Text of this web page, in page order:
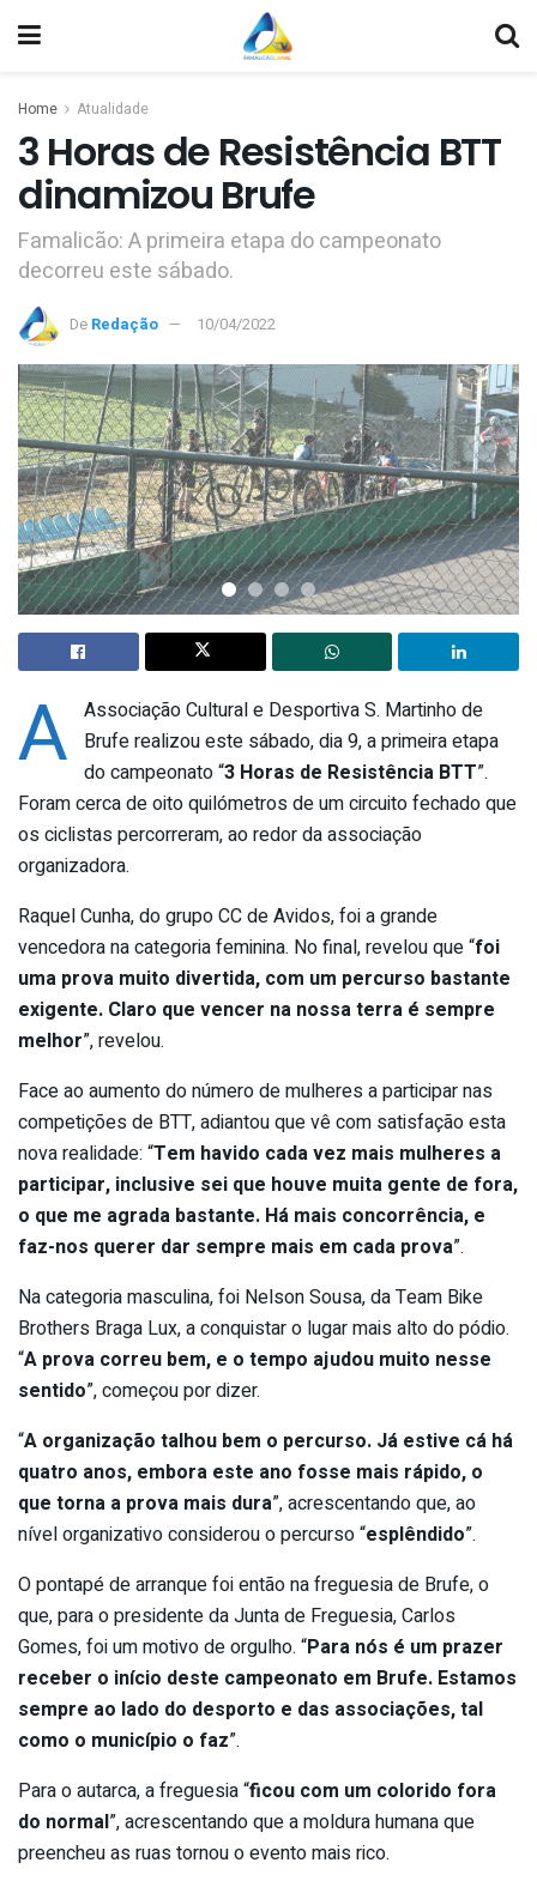
Home Atualidade
3 Horas de Resistência BTT
dinamizou Brufe
Famalicão: A primeira etapa do campeonato
decorreu este sábado.
De Redação 10/04/2022
A Associação Cultural e Desportiva S. Martinho de
Brufe realizou este sábado, dia 9, a primeira etapa
do campeonato “3 Horas de Resistência BTT”.
Foram cerca de oito quilómetros de um circuito fechado que
os ciclistas percorreram, ao redor da associação
organizadora.
Raquel Cunha, do grupo CC de Avidos, foi a grande
vencedora na categoria feminina. No final, revelou que “foi
uma prova muito divertida, com um percurso bastante
exigente. Claro que vencer na nossa terra é sempre
melhor”, revelou.
Face ao aumento do número de mulheres a participar nas
competições de BTT, adiantou que vê com satisfação esta
nova realidade: “Tem havido cada vez mais mulheres a
participar, inclusive sei que houve muita gente de fora,
o que me agrada bastante. Há mais concorrência, e
faz-nos querer dar sempre mais em cada prova”.
Na categoria masculina, foi Nelson Sousa, da Team Bike
Brothers Braga Lux, a conquistar o lugar mais alto do pódio.
“A prova correu bem, e o tempo ajudou muito nesse
sentido”, começou por dizer.
“A organização talhou bem o percurso. Já estive cá há
quatro anos, embora este ano fosse mais rápido, o
que torna a prova mais dura”, acrescentando que, ao
nível organizativo considerou o percurso “esplêndido”.
O pontapé de arranque foi então na freguesia de Brufe, o
que, para o presidente da Junta de Freguesia, Carlos
Gomes, foi um motivo de orgulho. “Para nós é um prazer
receber o início deste campeonato em Brufe. Estamos
sempre ao lado do desporto e das associações, tal
como o município o faz”.
Para o autarca, a freguesia “ficou com um colorido fora
do normal”, acrescentando que a moldura humana que
preencheu as ruas tornou o evento mais rico.